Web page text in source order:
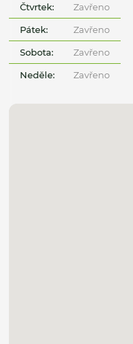
Čtvrtek: Zavřeno
Pátek: Zavřeno
Sobota: Zavřeno
Neděle: Zavřeno